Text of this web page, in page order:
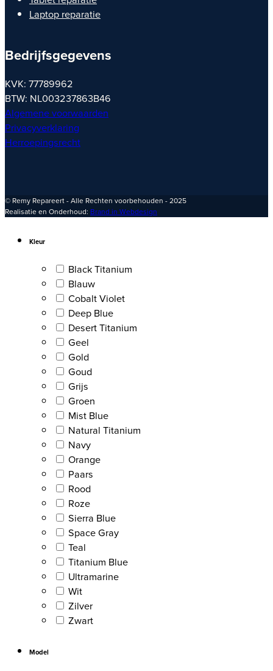
Laptop reparatie
Bedrijfsgegevens
KVK: 77789962
BTW: NL003237863B46
Algemene voorwaarden
Privacyverklaring
Herroepingsrecht
© Remy Repareert - Alle Rechten voorbehouden - 2025
Realisatie en Onderhoud: Brand in Webdesign
Kleur
Black Titanium
Blauw
Cobalt Violet
Deep Blue
Desert Titanium
Geel
Gold
Goud
Grijs
Groen
Mist Blue
Natural Titanium
Navy
Orange
Paars
Rood
Roze
Sierra Blue
Space Gray
Teal
Titanium Blue
Ultramarine
Wit
Zilver
Zwart
Model